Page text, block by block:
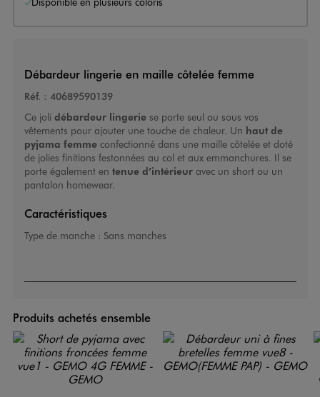
Débardeur lingerie en maille côtelée femme
Réf. : 40689590139
Ce joli débardeur lingeriese porte seul ou sous vos
vêtements pour ajouter une touche de chaleur. Un haut de
pyjama femme confectionné dans une maille côtelée et doté
de jolies finitions festonnées au col et aux emmanchures. Il se
porte également en tenue d’intérieur avec un short ou un
pantalon homewear.
Caractéristiques
Type de manche : Sans manches
Produits achetés ensemble